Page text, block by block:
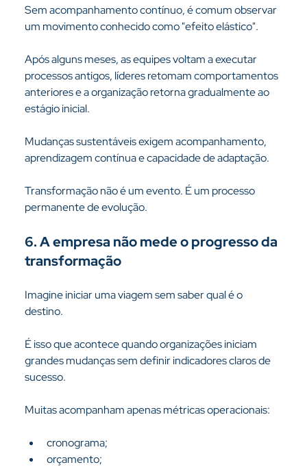
Sem acompanhamento contínuo, é comum observar
um movimento conhecido como "efeito elástico".
Após alguns meses, as equipes voltam a executar
processos antigos, líderes retomam comportamentos
anteriores e a organização retorna gradualmente ao
estágio inicial.
Mudanças sustentáveis exigem acompanhamento,
aprendizagem contínua e capacidade de adaptação.
Transformação não é um evento. É um processo
permanente de evolução.
6. A empresa não mede o progresso da
transformação
Imagine iniciar uma viagem sem saber qual é o
destino.
É isso que acontece quando organizações iniciam
grandes mudanças sem definir indicadores claros de
sucesso.
Muitas acompanham apenas métricas operacionais:
cronograma;
orçamento;